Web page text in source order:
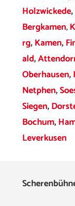
Holzwickede,
Bergkamen,
rg,Kamen,
ald,
Oberhausen,
Netphen,
Siegen,
Bochum,
Leverkusen